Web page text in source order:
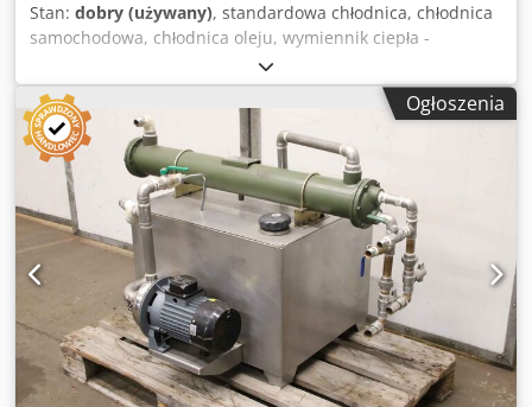
Stan: dobry (używany), standardowa chłodnica, chłodnica
samochodowa, chłodnica oleju, wymiennik ciepła -
Producent: Längerer & Reich, chłodnica oleju z lekkiego
metalu Dcedpfx Aoi En Dqobtok -Typ: niestety brak
oznaczenia typu -Silnik: Siemens 0,37 kW -Ciśnienie: maks.
16 bar -Temperatura: maks. 120 °C -Wymiary:
560/330/H540 mm -Waga: 28 kg
Ogłoszenia